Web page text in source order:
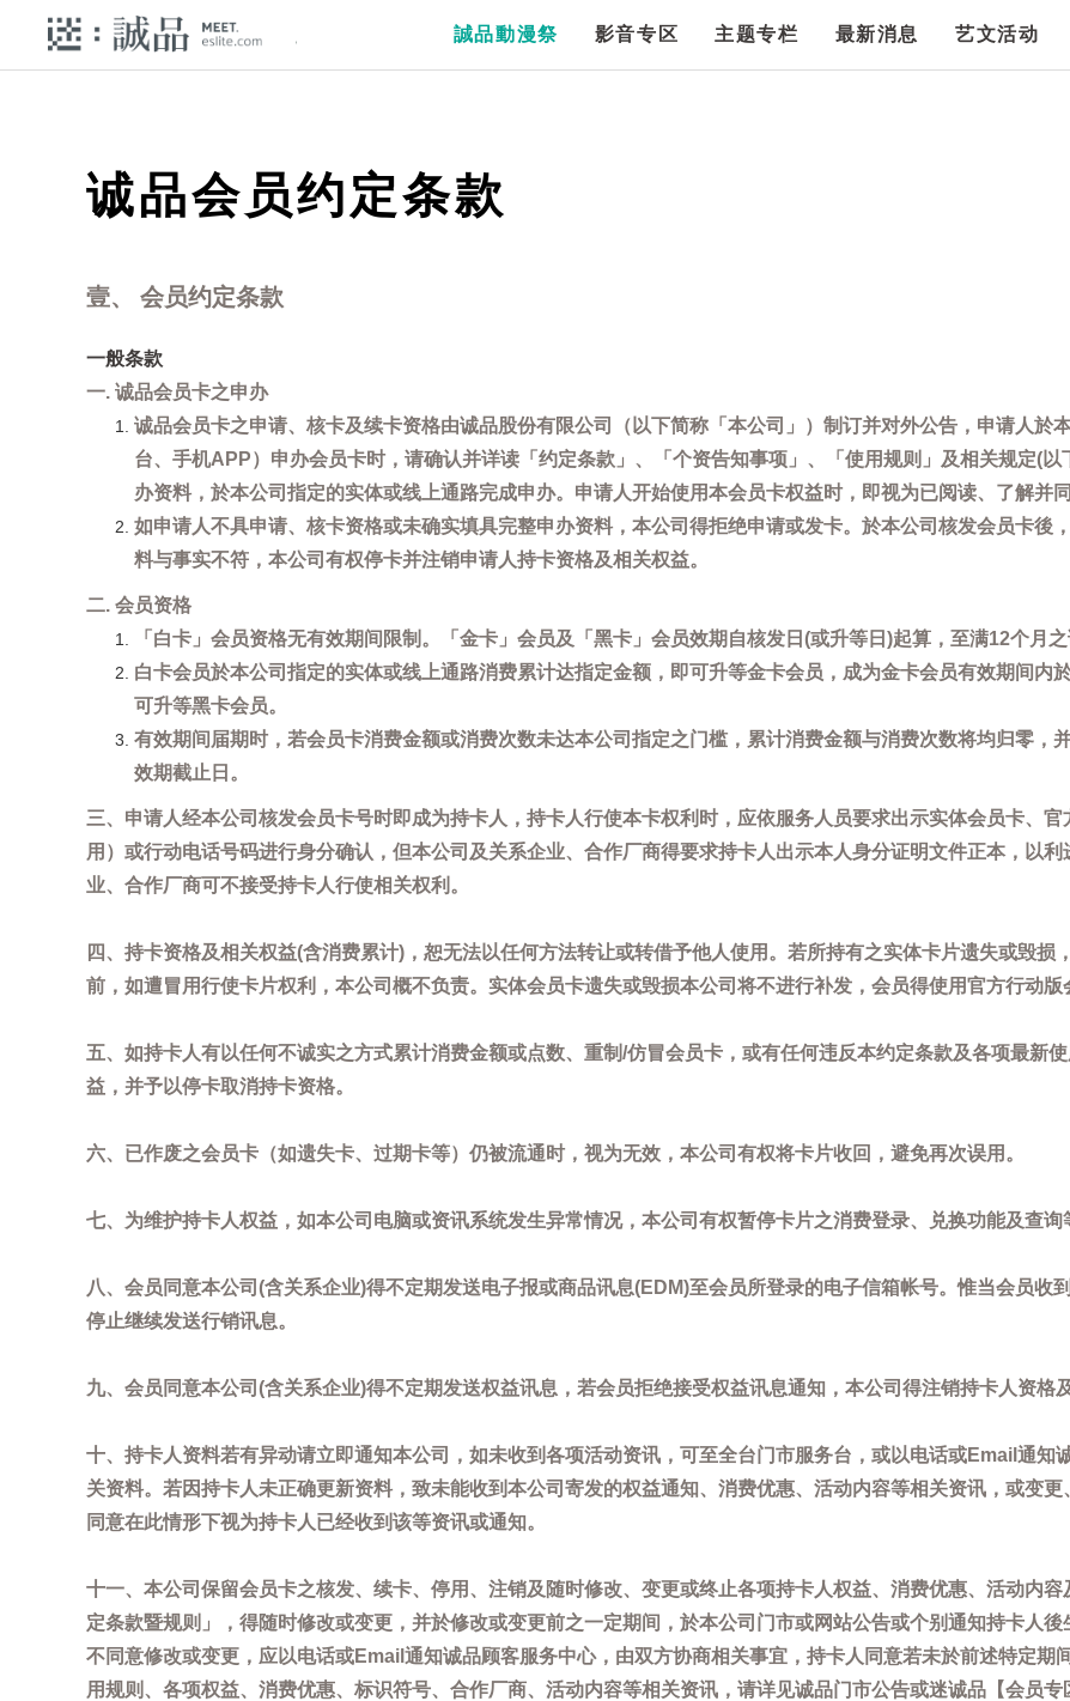
誠品動漫祭 影音专区 主题专栏 最新消息 艺文活动
诚品会员约定条款
壹、 会员约定条款
一般条款
一. 诚品会员卡之申办
诚品会员卡之申请、核卡及续卡资格由诚品股份有限公司（以下简称「本公司」）制订并对外公告，申请人於
台、手机APP）申办会员卡时，请确认并详读「约定条款」、「个资告知事项」、「使用规则」及相关规定(
办资料，於本公司指定的实体或线上通路完成申办。申请人开始使用本会员卡权益时，即视为已阅读、了解并
如申请人不具申请、核卡资格或未确实填具完整申办资料，本公司得拒绝申请或发卡。於本公司核发会员卡後
料与事实不符，本公司有权停卡并注销申请人持卡资格及相关权益。
二. 会员资格
「白卡」会员资格无有效期间限制。「金卡」会员及「黑卡」会员效期自核发日(或升等日)起算，至满12个月之
白卡会员於本公司指定的实体或线上通路消费累计达指定金额，即可升等金卡会员，成为金卡会员有效期间内
可升等黑卡会员。
有效期间届期时，若会员卡消费金额或消费次数未达本公司指定之门槛，累计消费金额与消费次数将均归零，
效期截止日。
三、申请人经本公司核发会员卡号时即成为持卡人，持卡人行使本卡权利时，应依服务人员要求出示实体会员卡、
用）或行动电话号码进行身分确认，但本公司及关系企业、合作厂商得要求持卡人出示本人身分证明文件正本，以
业、合作厂商可不接受持卡人行使相关权利。
四、持卡资格及相关权益(含消费累计)，恕无法以任何方法转让或转借予他人使用。若所持有之实体卡片遗失或毁
前，如遭冒用行使卡片权利，本公司概不负责。实体会员卡遗失或毁损本公司将不进行补发，会员得使用官方行动版
五、如持卡人有以任何不诚实之方式累计消费金额或点数、重制/仿冒会员卡，或有任何违反本约定条款及各项最新
益，并予以停卡取消持卡资格。
六、已作废之会员卡（如遗失卡、过期卡等）仍被流通时，视为无效，本公司有权将卡片收回，避免再次误用。
七、为维护持卡人权益，如本公司电脑或资讯系统发生异常情况，本公司有权暂停卡片之消费登录、兑换功能及查询
八、会员同意本公司(含关系企业)得不定期发送电子报或商品讯息(EDM)至会员所登录的电子信箱帐号。惟当会员收
停止继续发送行销讯息。
九、会员同意本公司(含关系企业)得不定期发送权益讯息，若会员拒绝接受权益讯息通知，本公司得注销持卡人资格
十、持卡人资料若有异动请立即通知本公司，如未收到各项活动资讯，可至全台门市服务台，或以电话或Email通知
关资料。若因持卡人未正确更新资料，致未能收到本公司寄发的权益通知、消费优惠、活动内容等相关资讯，或变
同意在此情形下视为持卡人已经收到该等资讯或通知。
十一、本公司保留会员卡之核发、续卡、停用、注销及随时修改、变更或终止各项持卡人权益、消费优惠、活动内
定条款暨规则」，得随时修改或变更，并於修改或变更前之一定期间，於本公司门市或网站公告或个别通知持卡人
不同意修改或变更，应以电话或Email通知诚品顾客服务中心，由双方协商相关事宜，持卡人同意若未於前述特定期
用规则、各项权益、消费优惠、标识符号、合作厂商、活动内容等相关资讯，请详见诚品门市公告或迷诚品【会员